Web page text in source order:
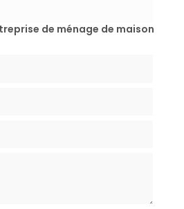
de ménage de maison